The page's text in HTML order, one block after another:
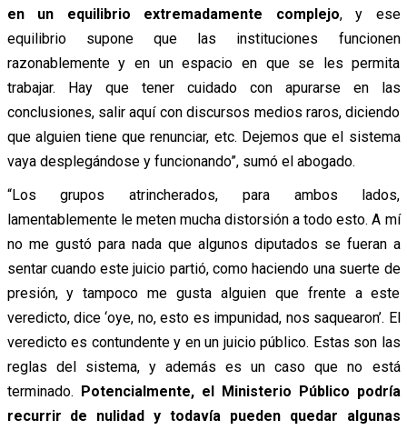
en un equilibrio extremadamente complejo, y ese
equilibrio supone que las instituciones funcionen
razonablemente y en un espacio en que se les permita
trabajar. Hay que tener cuidado con apurarse en las
conclusiones, salir aquí con discursos medios raros, diciendo
que alguien tiene que renunciar, etc. Dejemos que el sistema
vaya desplegándose y funcionando”, sumó el abogado.
“Los grupos atrincherados, para ambos lados,
lamentablemente le meten mucha distorsión a todo esto. A mí
no me gustó para nada que algunos diputados se fueran a
sentar cuando este juicio partió, como haciendo una suerte de
presión, y tampoco me gusta alguien que frente a este
veredicto, dice ‘oye, no, esto es impunidad, nos saquearon’. El
veredicto es contundente y en un juicio público. Estas son las
reglas del sistema, y además es un caso que no está
terminado. Potencialmente, el Ministerio Público podría
recurrir de nulidad y todavía pueden quedar algunas